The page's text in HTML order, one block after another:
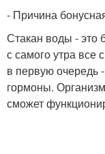
- Причина
Стакан воды - это
с самого утра все
в первую очередь
гормоны.
сможет